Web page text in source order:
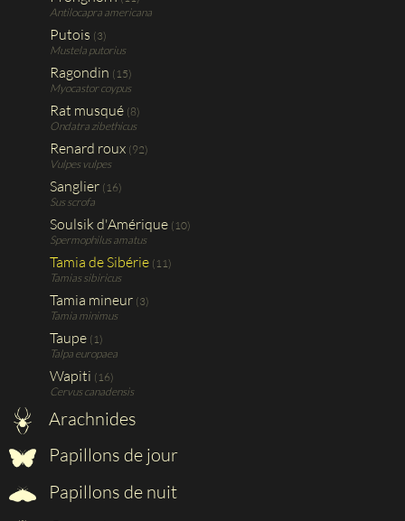
Antilocapra americana
Putois (3)
Mustela putorius
Ragondin (15)
Myocastor coypus
Rat musqué (8)
Ondatra zibethicus
Renard roux (92)
Vulpes vulpes
Sanglier (16)
Sus scrofa
Soulsik d'Amérique (10)
Spermophilus amatus
Tamia de Sibérie (11)
Tamias sibiricus
Tamia mineur (3)
Tamia minimus
Taupe (1)
Talpa europaea
Wapiti (16)
Cervus canadensis
Arachnides
Papillons de jour
Papillons de nuit